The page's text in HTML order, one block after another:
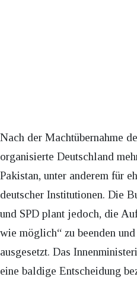
Nach der Machtübernahme
organisierte Deutschland
Pakistan, unter anderem für
deutscher Institutionen. Die
und SPD plant jedoch, die
wie möglich“ zu beenden
ausgesetzt. Das
eine baldige Entscheidung